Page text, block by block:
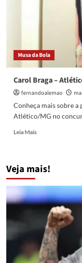
Musa da Bola
Carol Braga –
fernandoalemao
Conheça mais sobre
Atlético/MG no
Leia MaisRead
Braga
Atlético/MG
Veja mais!